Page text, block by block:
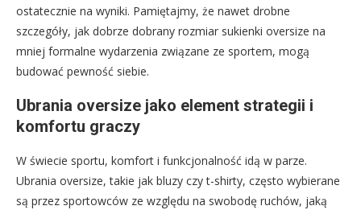
ostatecznie na wyniki. Pamiętajmy, że nawet drobne
szczegóły, jak dobrze dobrany rozmiar sukienki oversize na
mniej formalne wydarzenia związane ze sportem, mogą
budować pewność siebie.
Ubrania oversize jako element strategii i
komfortu graczy
W świecie sportu, komfort i funkcjonalność idą w parze.
Ubrania oversize, takie jak bluzy czy t-shirty, często wybierane
są przez sportowców ze względu na swobodę ruchów, jaką